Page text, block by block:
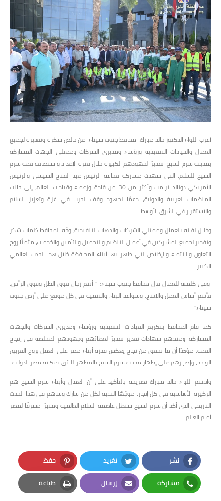
أعرب اللواء الدكتور خالد مبارك، محافظ جنوب سيناء، عن خالص شكره وتقديره لجميع
العمال والقيادات التنفيذية ورؤساء ومديري الشركات وممثلي الجهات المشاركة
بمدينة شرم الشيخ، تقديرًا لجهودهم الكبيرة خلال فترة الإعداد واستضافة قمة شرم
الشيخ للسلام، التي شهدت مشاركة فخامة الرئيس عبد الفتاح السيسي والرئيس
الأمريكي دونالد ترامب وأكثر من 30 من قادة وزعماء وقيادات العالم، إلى جانب
المنظمات العربية والدولية، دعمًا لجهود وقف الحرب في غزة وتعزيز السلام
والاستقرار في الشرق الأوسط.
وخلال لقائه بالعمال وممثلي الشركات والجهات التنفيذية، وجَّه المحافظ كلمات شكر
وتقدير لجميع المشاركين في أعمال التنظيم والتجميل والتأمين والخدمات، مثمنًا روح
التعاون والانتماء والإخلاص التي ظهر بها أبناء المحافظة خلال هذا الحدث العالمي
الكبير.
وفي كلمته للعمال قال محافظ جنوب سيناء: " أنتم رجال فوق الظل وفوق الرأس،
فأنتم أساس العمل والإنتاج، وسواعد البناء والتنمية في كل موقع على أرض جنوب
سيناء."
كما قام المحافظ بتكريم القيادات التنفيذية ورؤساء ومديري الشركات والجهات
المشاركة، ومنحهم شهادات تقدير تقديرًا لعطائهم وجهودهم المخلصة في إنجاح
القمة، مؤكدًا أن ما تحقق من نجاح يعكس قدرة أبناء مصر على العمل بروح الفريق
الواحد، وإصرارهم على إظهار مدينة شرم الشيخ بالمظهر اللائق بمكانة مصر الدولية.
واختتم اللواء خالد مبارك تصريحه بالتأكيد على أن العمال وأبناء شرم الشيخ هم
الركيزة الأساسية في كل إنجاز، موجّهًا التحية لكل من شارك وساهم في هذا الحدث
التاريخي الذي أكد أن شرم الشيخ ستظل عاصمة السلام العالمية ومنبرًا مشرفًا لمصر
أمام العالم.
نشر
Facebook
تغريد
Twitter
حفظ
Pinterest
مشاركة
Whatsapp
إرسال
Email
طباعة
Print